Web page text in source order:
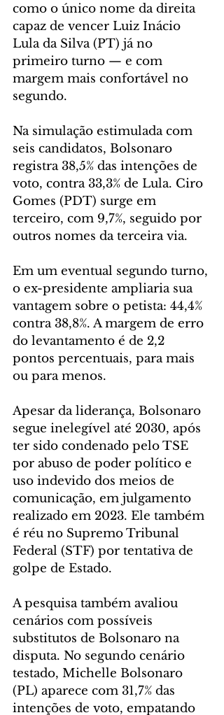
como o único nome da direita
capaz de vencer Luiz Inácio
Lula da Silva (PT) já no
primeiro turno — e com
margem mais confortável no
segundo.
Na simulação estimulada com
seis candidatos, Bolsonaro
registra 38,5% das intenções de
voto, contra 33,3% de Lula. Ciro
Gomes (PDT) surge em
terceiro, com 9,7%, seguido por
outros nomes da terceira via.
Em um eventual segundo turno,
o ex-presidente ampliaria sua
vantagem sobre o petista: 44,4%
contra 38,8%. A margem de erro
do levantamento é de 2,2
pontos percentuais, para mais
ou para menos.
Apesar da liderança, Bolsonaro
segue inelegível até 2030, após
ter sido condenado pelo TSE
por abuso de poder político e
uso indevido dos meios de
comunicação, em julgamento
realizado em 2023. Ele também
é réu no Supremo Tribunal
Federal (STF) por tentativa de
golpe de Estado.
A pesquisa também avaliou
cenários com possíveis
substitutos de Bolsonaro na
disputa. No segundo cenário
testado, Michelle Bolsonaro
(PL) aparece com 31,7% das
intenções de voto, empatando